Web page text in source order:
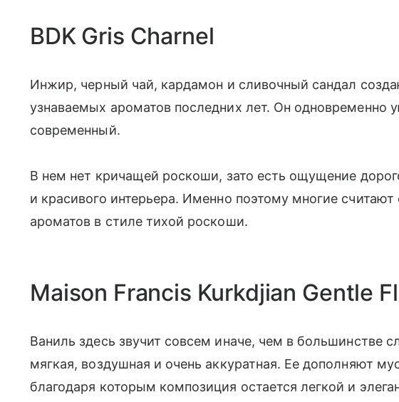
BDK Gris Charnel
Инжир, черный чай, кардамон и сливочный сандал
узнаваемых ароматов последних лет. Он одновременно
современный.
В нем нет кричащей роскоши, зато есть ощущение
и красивого интерьера. Именно поэтому многие
ароматов в стиле тихой роскоши.
Maison Francis Kurkdjian Gentle
Ваниль здесь звучит совсем иначе, чем в большинстве
мягкая, воздушная и очень аккуратная. Ее дополняют
благодаря которым композиция остается легкой и